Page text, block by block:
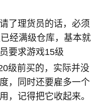
了理货员的话，必须
经满级仓库，基本就
要求游戏15级
级前买的，实际并没
，同时还要雇多一个
，记得把它收起来。